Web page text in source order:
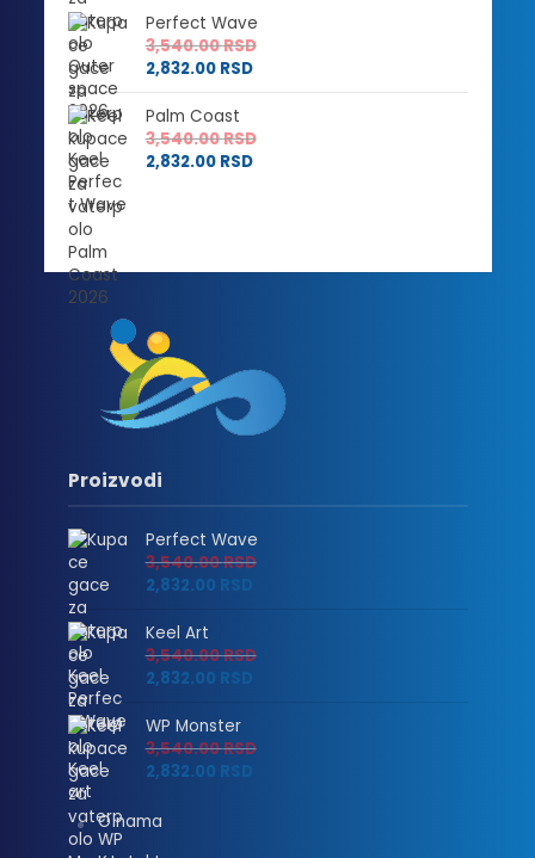
Perfect Wave
3,540.00RSD
2,832.00 RSD
Palm Coast
3,540.00RSD
2,832.00 RSD
Proizvodi
Perfect Wave
3,540.00RSD
2,832.00 RSD
Keel Art
3,540.00RSD
2,832.00 RSD
WP Monster
3,540.00RSD
2,832.00 RSD
O nama